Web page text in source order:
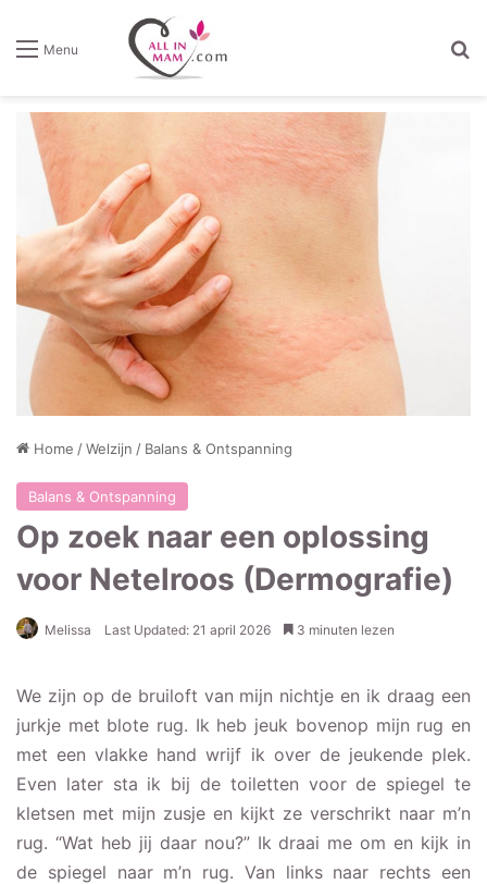
Menu
Home /Welzijn / Balans & Ontspanning
Balans & Ontspanning
Op zoek naar een oplossing
voor Netelroos (Dermografie)
Melissa Last Updated: 21 april 2026 3 minuten lezen
We zijn op de bruiloft van mijn nichtje en ik draag een
jurkje met blote rug. Ik heb jeuk bovenop mijn rug en
met een vlakke hand wrijf ik over de jeukende plek.
Even later sta ik bij de toiletten voor de spiegel te
kletsen met mijn zusje en kijkt ze verschrikt naar m’n
rug. “Wat heb jij daar nou?” Ik draai me om en kijk in
de spiegel naar m’n rug. Van links naar rechts een